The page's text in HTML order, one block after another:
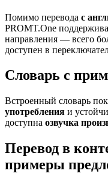
Помимо перевода с
PROMT.One
направления — всего
доступен в
Словарь с
Встроенный словарь
употребления и
доступна озвучка
Перевод в
примеры